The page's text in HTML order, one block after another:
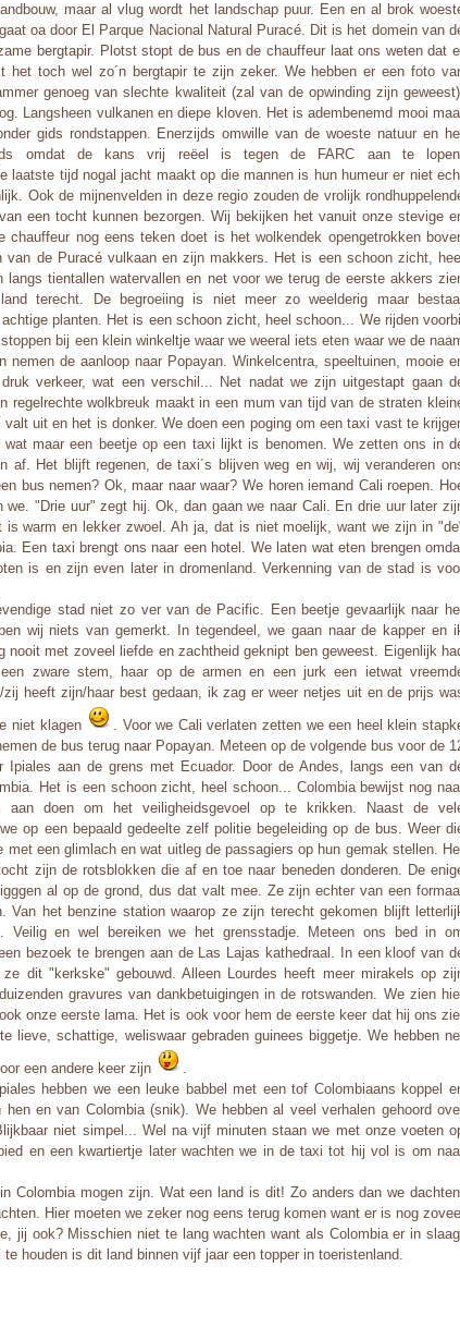
maar al vlug wordt het landschap puur. Een en al brok
oa door El Parque Nacional Natural Puracé. Dit is het domein van
bergtapir. Plotst stopt de bus en de chauffeur laat ons weten dat
toch wel zo´n bergtapir te zijn zeker. We hebben er een foto
genoeg van slechte kwaliteit (zal van de opwinding zijn
Langsheen vulkanen en diepe kloven. Het is adembenemd mooi
gids rondstappen. Enerzijds omwille van de woeste natuur en
omdat de kans vrij reëel is tegen de FARC aan te
laatste tijd nogal jacht maakt op die mannen is hun humeur er niet
Ook de mijnenvelden in deze regio zouden de vrolijk
een tocht kunnen bezorgen. Wij bekijken het vanuit onze stevige
chauffeur nog eens teken doet is het wolkendek opengetrokken
van de Puracé vulkaan en zijn makkers. Het is een schoon zicht, heel
langs tientallen watervallen en net voor we terug de eerste akkers
terecht. De begroeiing is niet meer zo weelderig maar
planten. Het is een schoon zicht, heel schoon... We rijden
bij een klein winkeltje waar we weeral iets eten waar we de
nemen de aanloop naar Popayan. Winkelcentra, speeltuinen, mooie
verkeer, wat een verschil... Net nadat we zijn uitgestapt gaan
regelrechte wolkbreuk maakt in een mum van tijd van de straten
uit en het is donker. We doen een poging om een taxi vast te
wat maar een beetje op een taxi lijkt is benomen. We zetten ons in
af. Het blijft regenen, de taxi´s blijven weg en wij, wij veranderen
bus nemen? Ok, maar naar waar? We horen iemand Cali roepen.
we. "Drie uur" zegt hij. Ok, dan gaan we naar Cali. En drie uur later
is warm en lekker zwoel. Ah ja, dat is niet moelijk, want we zijn in
Een taxi brengt ons naar een hotel. We laten wat eten brengen
is en zijn even later in dromenland. Verkenning van de stad is
stad niet zo ver van de Pacific. Een beetje gevaarlijk naar
wij niets van gemerkt. In tegendeel, we gaan naar de kapper en
nooit met zoveel liefde en zachtheid geknipt ben geweest. Eigenlijk
zware stem, haar op de armen en een jurk een ietwat
heeft zijn/haar best gedaan, ik zag er weer netjes uit en de prijs
niet klagen
. Voor we Cali verlaten zetten we een heel klein
de bus terug naar Popayan. Meteen op de volgende bus voor de
Ipiales aan de grens met Ecuador. Door de Andes, langs een van
Het is een schoon zicht, heel schoon... Colombia bewijst nog
doen om het veiligheidsgevoel op te krikken. Naast de
op een bepaald gedeelte zelf politie begeleiding op de bus. Weer
met een glimlach en wat uitleg de passagiers op hun gemak stellen.
zijn de rotsblokken die af en toe naar beneden donderen. De
al op de grond, dus dat valt mee. Ze zijn echter van een
Van het benzine station waarop ze zijn terecht gekomen blijft
Veilig en wel bereiken we het grensstadje. Meteen ons bed in
bezoek te brengen aan de Las Lajas kathedraal. In een kloof van
ze dit "kerkske" gebouwd. Alleen Lourdes heeft meer mirakels op
gravures van dankbetuigingen in de rotswanden. We zien
onze eerste lama. Het is ook voor hem de eerste keer dat hij ons
lieve, schattige, weliswaar gebraden guinees biggetje. We hebben
een andere keer zijn
.
hebben we een leuke babbel met een tof Colombiaans koppel
hen en van Colombia (snik). We hebben al veel verhalen gehoord
niet simpel... Wel na vijf minuten staan we met onze voeten
en een kwartiertje later wachten we in de taxi tot hij vol is om
Colombia mogen zijn. Wat een land is dit! Zo anders dan we
Hier moeten we zeker nog eens terug komen want er is nog zoveel
jij ook? Misschien niet te lang wachten want als Colombia er in
houden is dit land binnen vijf jaar een topper in toeristenland.